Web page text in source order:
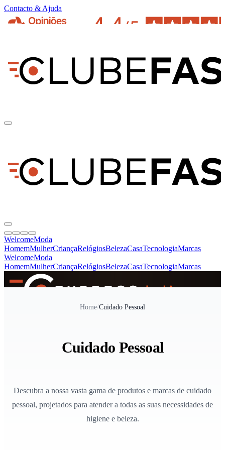
Contacto & Ajuda
WelcomeModa
HomemMulherCriançaRelógiosBelezaCasaTecnologiaMarcas
WelcomeModa
HomemMulherCriançaRelógiosBelezaCasaTecnologiaMarcas
Home/Cuidado Pessoal
Cuidado Pessoal
Descubra a nossa vasta gama de produtos e marcas de cuidado
pessoal, projetados para atender a todas as suas necessidades de
higiene e beleza.